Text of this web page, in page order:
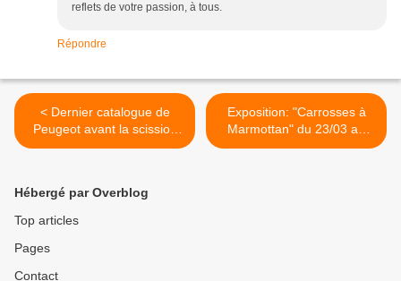
reflets de votre passion, à tous.
Répondre
< Dernier catalogue de
Peugeot avant la scission
en 1896.
Exposition: "Carrosses à
Marmottan" du 23/03 au
30/07 2016 >
Hébergé par Overblog
Top articles
Pages
Contact